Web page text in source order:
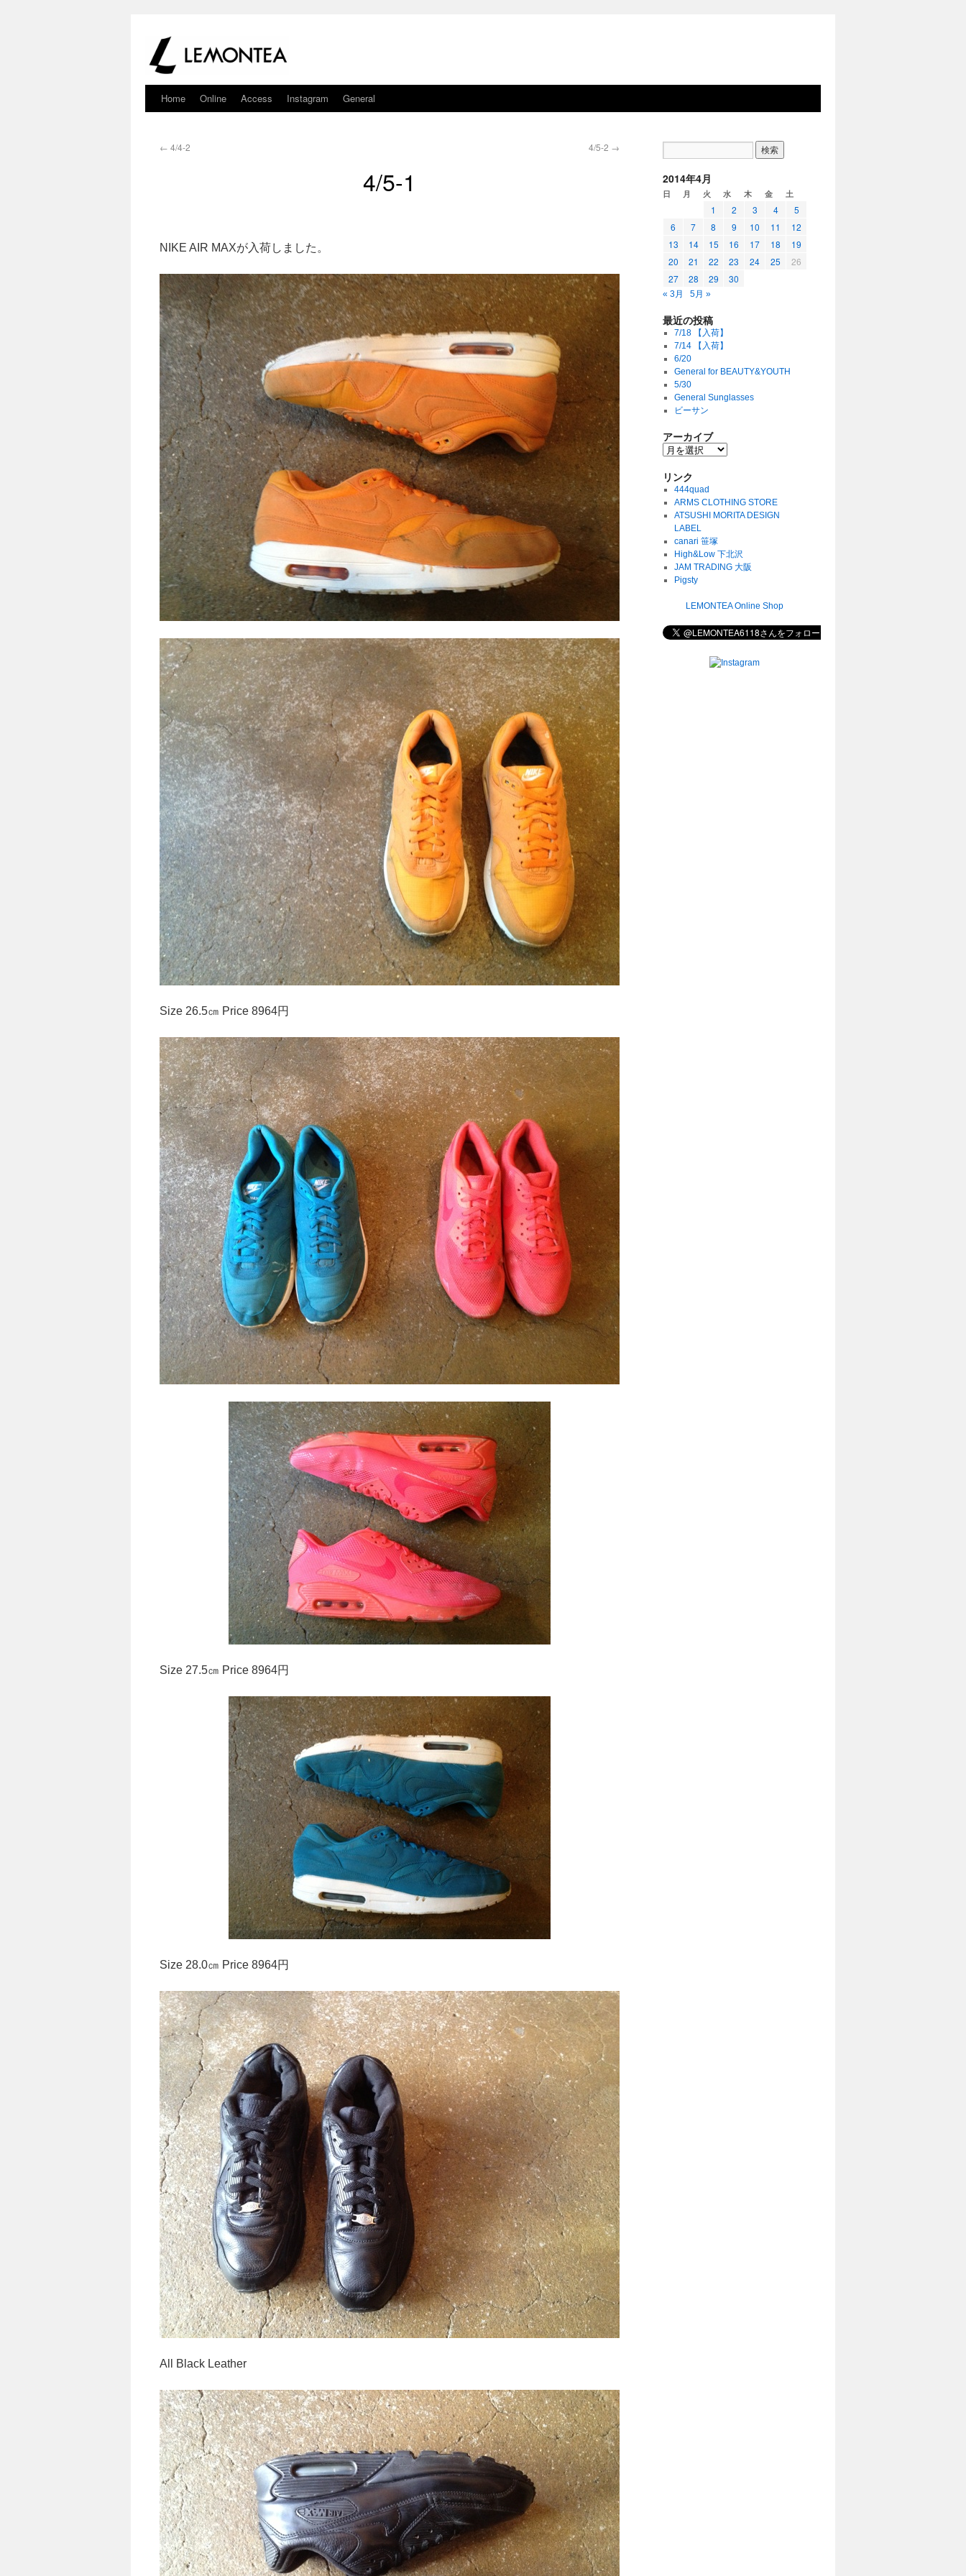
Home Online Access Instagram General
← 4/4-2 4/5-2 →
4/5-1
NIKE AIR MAXが入荷しました。
Size 26.5㎝ Price 8964円
Size 27.5㎝ Price 8964円
Size 28.0㎝ Price 8964円
All Black Leather
2014年4月
日 月 火 水 木 金 土
1 2 3 4
5
6
7 8 9 10 11
12
13
14 15 16 17 18
19
20
21 22 23 24 25
26
27
28 29 30
« 3月 5月 »
最近の投稿
7/18 【入荷】
7/14 【入荷】
6/20
General for BEAUTY&YOUTH
5/30
General Sunglasses
ビーサン
アーカイブ
リンク
444quad
ARMS CLOTHING STORE
ATSUSHI MORITA DESIGN
LABEL
canari 笹塚
High&Low 下北沢
JAM TRADING 大阪
Pigsty
LEMONTEA Online Shop